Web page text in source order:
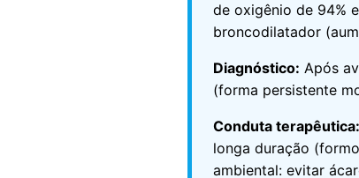
de oxigênio de 94%
broncodilatador
Diagnóstico: Após
(forma persistente
Conduta terapêutica:
longa duração
ambiental: evitar